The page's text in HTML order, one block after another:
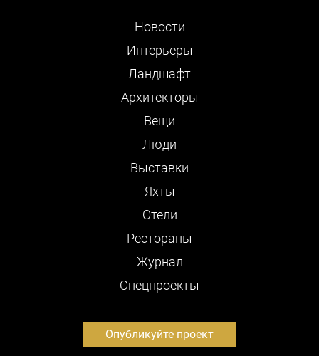
Новости
Интерьеры
Ландшафт
Архитекторы
Вещи
Люди
Выставки
Яхты
Отели
Рестораны
Журнал
Cпецпроекты
Опубликуйте проект